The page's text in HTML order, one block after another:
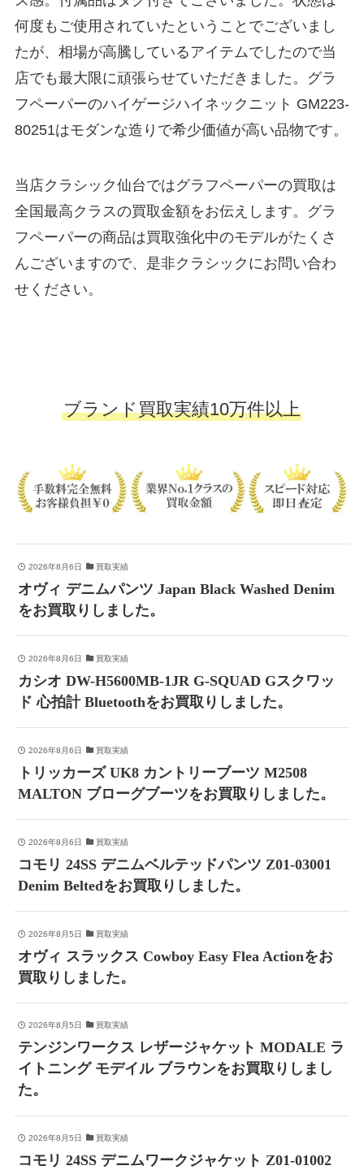
何度もご使用されていたということでございまし
たが、相場が高騰しているアイテムでしたので当
店でも最大限に頑張らせていただきました。グラ
フペーパーのハイゲージハイネックニット GM223-
80251はモダンな造りで希少価値が高い品物です。
当店クラシック仙台ではグラフペーパーの買取は
全国最高クラスの買取金額をお伝えします。グラ
フペーパーの商品は買取強化中のモデルがたくさ
んございますので、是非クラシックにお問い合わ
せください。
ブランド買取実績10万件以上
2026年8月6日 買取実績
オヴィ デニムパンツ Japan Black Washed Denim
をお買取りしました。
2026年8月6日 買取実績
カシオ DW-H5600MB-1JR G-SQUAD Gスクワッ
ド 心拍計 Bluetoothをお買取りしました。
2026年8月6日 買取実績
トリッカーズ UK8 カントリーブーツ M2508
MALTON ブローグブーツをお買取りしました。
2026年8月6日 買取実績
コモリ 24SS デニムベルテッドパンツ Z01-03001
Denim Beltedをお買取りしました。
2026年8月5日 買取実績
オヴィ スラックス Cowboy Easy Flea Actionをお
買取りしました。
2026年8月5日 買取実績
テンジンワークス レザージャケット MODALE ラ
イトニング モデイル ブラウンをお買取りしまし
た。
2026年8月5日 買取実績
コモリ 24SS デニムワークジャケット Z01-01002